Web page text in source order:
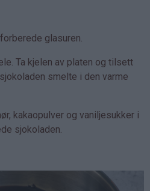
glasuren.
Ta kjelen av platen og tilsett
smelte i den varme
kakaopulver og vaniljesukker i
sjokoladen.